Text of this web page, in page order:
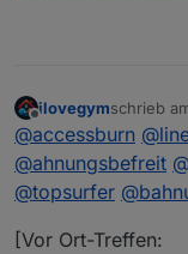
**!! Attention
nächste
https://
bitte
Discord-
ilovegymschrieb
zuletzt
@accessburn @
@ahnungsbefreit
@topsurfer @
[Vor Ort-Treffen: